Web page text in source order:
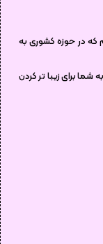
را داریم که در حوزه کشوری به
شما برای زیبا تر کردن